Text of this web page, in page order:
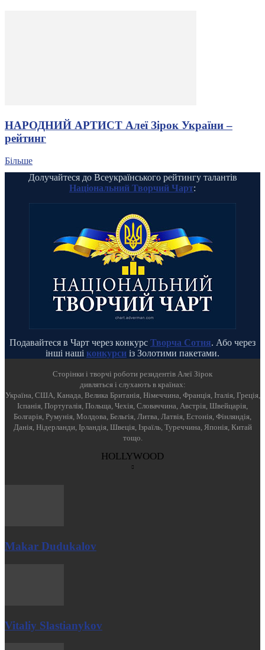
НАРОДНИЙ АРТИСТ Алеї Зірок України –
рейтинг
Більше
Долучайтеся до Всеукраїнського рейтингу талантів
Національний Творчий Чарт:
Подавайтеся в Чарт через конкурс Творча Сотня. Або через
інші наші конкурси із Золотими пакетами.
Cторінки і творчі роботи резидентів Алеї Зірок
дивляться і слухають в країнах:
Україна, США, Канада, Велика Британія, Німеччина, Франція, Італія, Греція,
Іспанія, Португалія, Польща, Чехія, Словаччина, Австрія, Швейцарія,
Болгарія, Румунія, Молдова, Бельгія, Литва, Латвія, Естонія, Фінляндія,
Данія, Нідерланди, Ірландія, Швеція, Ізраїль, Туреччина, Японія, Китай
тощо.
HOLLYWOOD
Makar Dudukalov
Vitaliy Slastianykov